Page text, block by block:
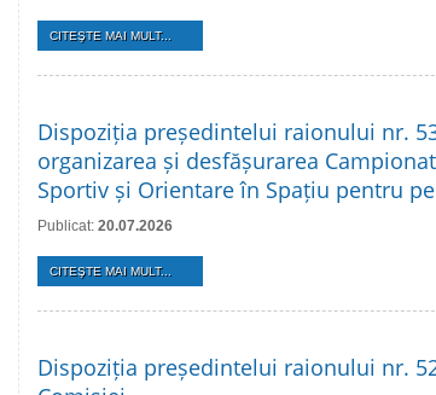
CITEŞTE MAI MULT...
Dispoziția președintelui raionului nr.
organizarea și desfășurarea
Sportiv și Orientare în Spațiu pentru
Publicat: 20.07.2026
CITEŞTE MAI MULT...
Dispoziția președintelui raionului nr.